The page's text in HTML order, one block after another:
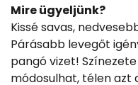
Mire ügyeljünk?
Kissé savas,
Párásabb levegőt
pangó vizet!
módosulhat, télen